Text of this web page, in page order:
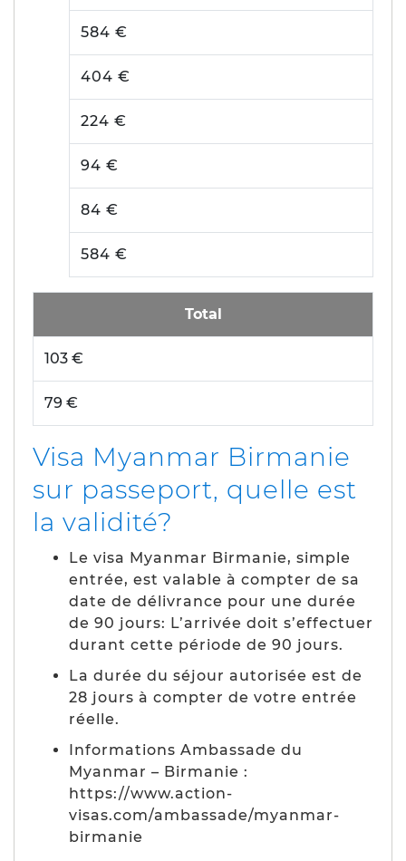
584 €
404 €
224 €
94 €
84 €
584 €
Total
103 €
79 €
Visa Myanmar Birmanie
sur passeport, quelle est
la validité?
Le visa Myanmar Birmanie, simple
entrée, est valable à compter de sa
date de délivrance pour une durée
de 90 jours: L’arrivée doit s’effectuer
durant cette période de 90 jours.
La durée du séjour autorisée est de
28 jours à compter de votre entrée
réelle.
Informations Ambassade du
Myanmar – Birmanie :
https://www.action-
visas.com/ambassade/myanmar-
birmanie